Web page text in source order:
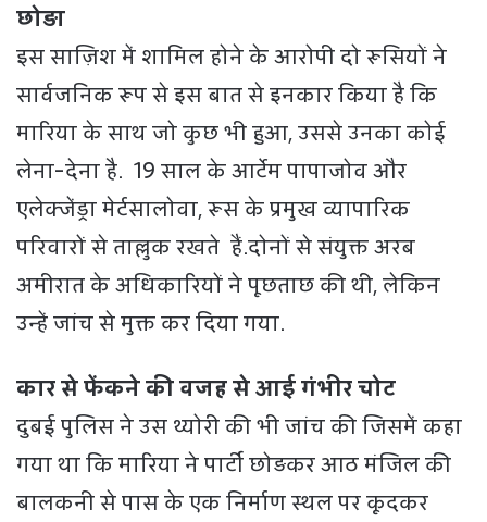
छोड़ा
इस साज़िश में शामिल होने के आरोपी दो रूसियों ने
सार्वजनिक रूप से इस बात से इनकार किया है कि
मारिया के साथ जो कुछ भी हुआ, उससे उनका कोई
लेना-देना है. 19 साल के आर्टेम पापाजोव और
एलेक्जेंड्रा मेर्टसालोवा, रूस के प्रमुख व्यापारिक
परिवारों से ताल्लुक रखते हैं.दोनों से संयुक्त अरब
अमीरात के अधिकारियों ने पूछताछ की थी, लेकिन
उन्हें जांच से मुक्त कर दिया गया.
कार से फेंकने की वजह से आई गंभीर चोट
दुबई पुलिस ने उस थ्योरी की भी जांच की जिसमें कहा
गया था कि मारिया ने पार्टी छोड़कर आठ मंजिल की
बालकनी से पास के एक निर्माण स्थल पर कूदकर